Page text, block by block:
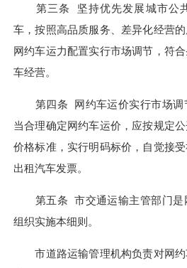
第三条 坚持优先发展城市公共
车，按照高品质服务、差异化经营的
网约车运力配置实行市场调节，符
车经营。
第四条 网约车运价实行市场调
当合理确定网约车运价，应按规定
价格标准，实行明码标价，自觉接
出租汽车发票。
第五条 市交通运输主管部门是
组织实施本细则。
市道路运输管理机构负责对网约